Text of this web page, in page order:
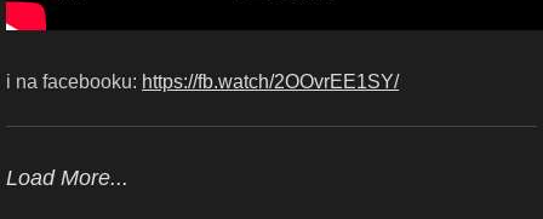
i na facebooku: https://fb.watch/2OOvrEE1SY/
Load More...